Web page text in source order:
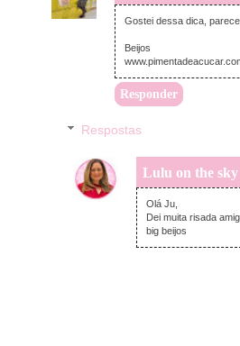
Gostei dessa dica,
Beijos
Responder
Respostas
Lulu on the sky
Olá Ju,
Dei muita risada
big beijos